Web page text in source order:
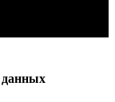
данных